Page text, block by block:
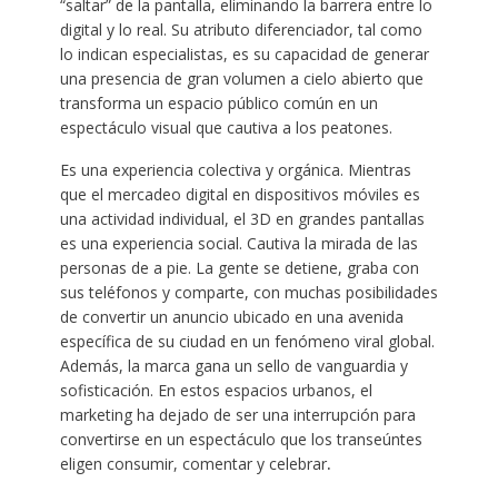
“saltar” de la pantalla, eliminando la barrera entre lo
digital y lo real. Su atributo diferenciador, tal como
lo indican especialistas, es su capacidad de generar
una presencia de gran volumen a cielo abierto que
transforma un espacio público común en un
espectáculo visual que cautiva a los peatones.
Es una experiencia colectiva y orgánica. Mientras
que el mercadeo digital en dispositivos móviles es
una actividad individual, el 3D en grandes pantallas
es una experiencia social. Cautiva la mirada de las
personas de a pie. La gente se detiene, graba con
sus teléfonos y comparte, con muchas posibilidades
de convertir un anuncio ubicado en una avenida
específica de su ciudad en un fenómeno viral global.
Además, la marca gana un sello de vanguardia y
sofisticación. En estos espacios urbanos, el
marketing ha dejado de ser una interrupción para
convertirse en un espectáculo que los transeúntes
eligen consumir, comentar y celebrar.